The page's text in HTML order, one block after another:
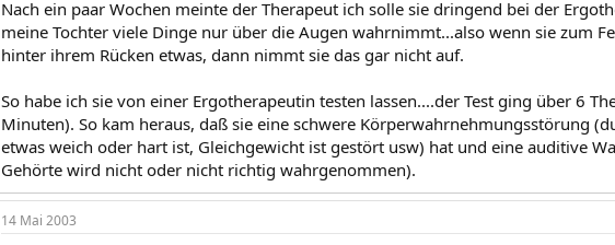
Nach ein paar Wochen meinte der Therapeut ich solle sie dringend bei der
meine Tochter viele Dinge nur über die Augen wahrnimmt...also wenn sie zum
hinter ihrem Rücken etwas, dann nimmt sie das gar nicht auf.
So habe ich sie von einer Ergotherapeutin testen lassen....der Test ging über 6
Minuten). So kam heraus, daß sie eine schwere Körperwahrnehmungsstörung
etwas weich oder hart ist, Gleichgewicht ist gestört usw) hat und eine auditive
Gehörte wird nicht oder nicht richtig wahrgenommen).
14 Mai 2003